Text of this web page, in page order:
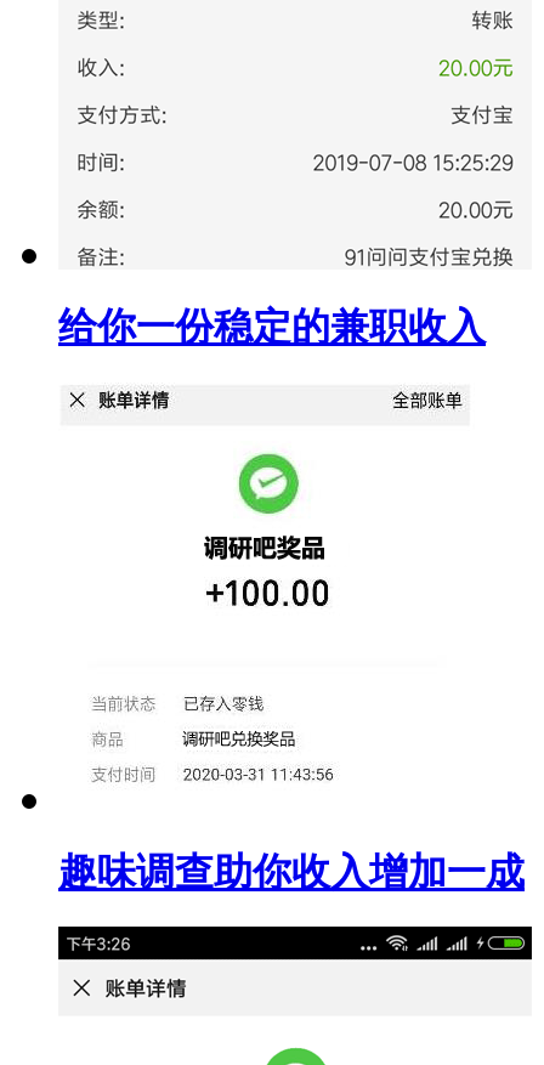
给你一份稳定的兼职收入
趣味调查助你收入增加一成